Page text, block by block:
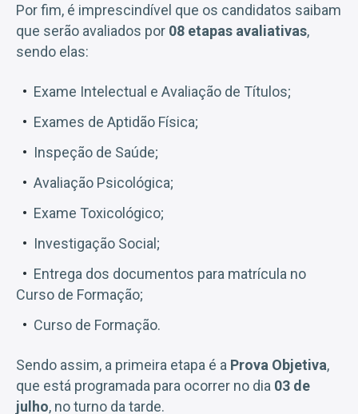
Por fim, é imprescindível que os candidatos saibam
que serão avaliados por 08 etapas avaliativas,
sendo elas:
Exame Intelectual e Avaliação de Títulos;
Exames de Aptidão Física;
Inspeção de Saúde;
Avaliação Psicológica;
Exame Toxicológico;
Investigação Social;
Entrega dos documentos para matrícula no
Curso de Formação;
Curso de Formação.
Sendo assim, a primeira etapa é a Prova Objetiva,
que está programada para ocorrer no dia 03 de
julho, no turno da tarde.